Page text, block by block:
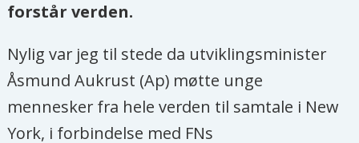
forstår verden.
Nylig var jeg til stede da utviklingsminister
Åsmund Aukrust (Ap) møtte unge
mennesker fra hele verden til samtale i New
York, i forbindelse med FNs